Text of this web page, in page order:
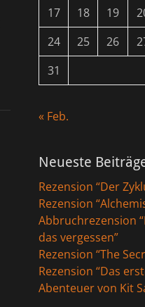
17
18 19
24
25 26
31
« Feb.
Neueste
Rezension “Der
Rezension
Abbruchrezension
das vergessen”
Rezension “The
Rezension “Das
Abenteuer von Kit